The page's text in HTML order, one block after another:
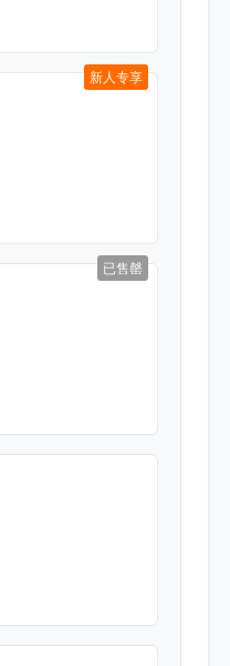
新人专享
已售罄